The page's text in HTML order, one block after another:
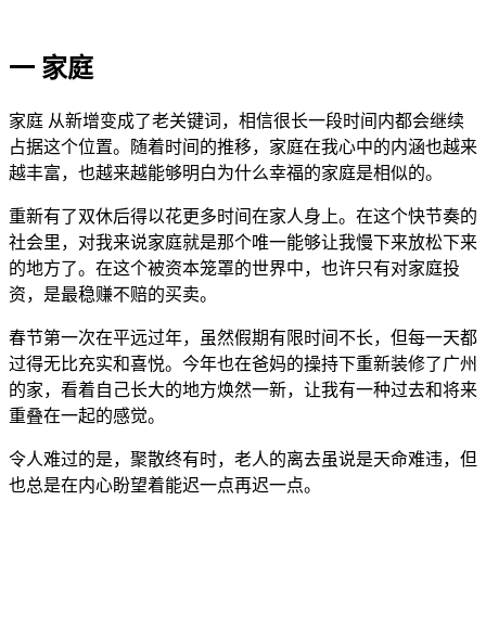
一 家庭
家庭 从新增变成了老关键词，相信很长一段时间内都会继续
占据这个位置。随着时间的推移，家庭在我心中的内涵也越来
越丰富，也越来越能够明白为什么幸福的家庭是相似的。
重新有了双休后得以花更多时间在家人身上。在这个快节奏的
社会里，对我来说家庭就是那个唯一能够让我慢下来放松下来
的地方了。在这个被资本笼罩的世界中，也许只有对家庭投
资，是最稳赚不赔的买卖。
春节第一次在平远过年，虽然假期有限时间不长，但每一天都
过得无比充实和喜悦。今年也在爸妈的操持下重新装修了广州
的家，看着自己长大的地方焕然一新，让我有一种过去和将来
重叠在一起的感觉。
令人难过的是，聚散终有时，老人的离去虽说是天命难违，但
也总是在内心盼望着能迟一点再迟一点。